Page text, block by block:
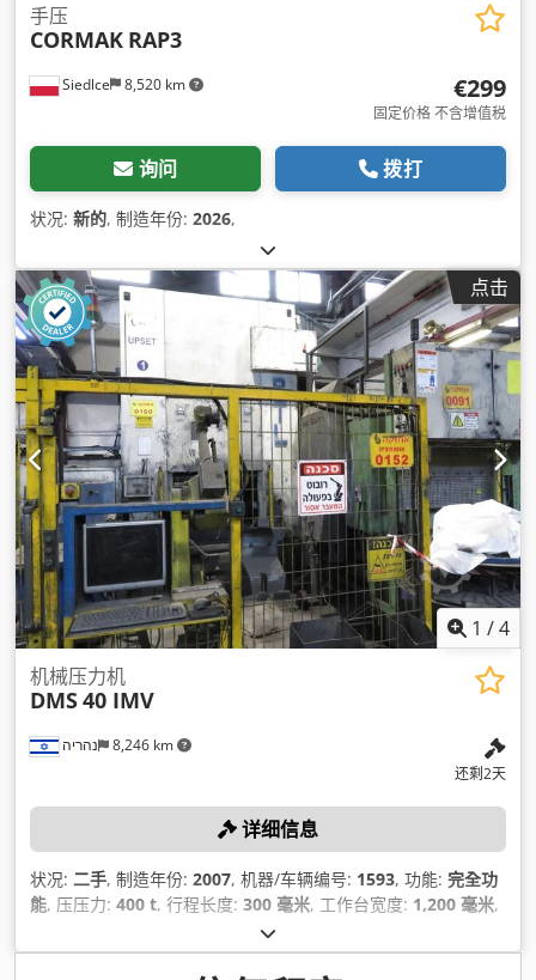
Siedlce 8,520 km
手压
CORMAK RAP3
€299
固定价格 不含增值税
询问 拨打
状况: 新的, 制造年份: 2026,
点击
1 /4
נהריה 8,246 km
机械压力机
DMS40 IMV
还剩2天
详细信息
状况: 二手, 制造年份: 2007, 机器/车辆编号: 1593, 功能: 完全功
能, 压压力: 400 t, 行程长度: 300 毫米, 工作台宽度: 1,200 毫米,
, 液压缸板宽度:
毫米, 总重量:44,000 千克,